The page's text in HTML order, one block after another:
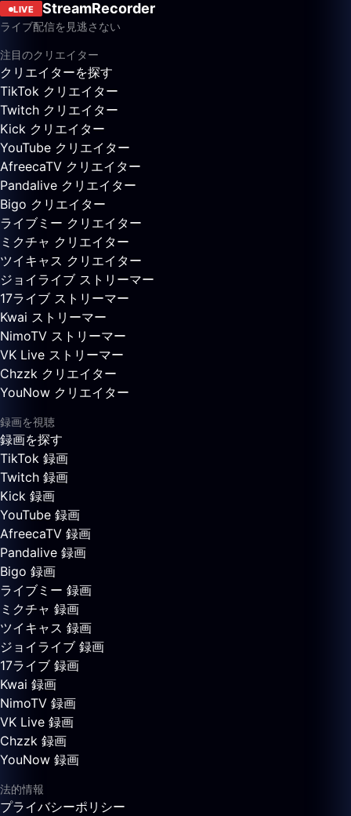
LIVE StreamRecorder
ライブ配信を見逃さない
注目のクリエイター
クリエイターを探す
TikTok クリエイター
Twitch クリエイター
Kick クリエイター
YouTube クリエイター
AfreecaTV クリエイター
Pandalive クリエイター
Bigo クリエイター
ライブミー クリエイター
ミクチャ クリエイター
ツイキャス クリエイター
ジョイライブ ストリーマー
17ライブ ストリーマー
Kwai ストリーマー
NimoTV ストリーマー
VK Live ストリーマー
Chzzk クリエイター
YouNow クリエイター
録画を視聴
録画を探す
TikTok 録画
Twitch 録画
Kick 録画
YouTube 録画
AfreecaTV 録画
Pandalive 録画
Bigo 録画
ライブミー 録画
ミクチャ 録画
ツイキャス 録画
ジョイライブ 録画
17ライブ 録画
Kwai 録画
NimoTV 録画
VK Live 録画
Chzzk 録画
YouNow 録画
法的情報
プライバシーポリシー